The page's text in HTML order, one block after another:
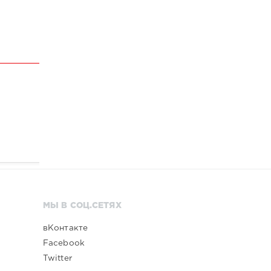
МЫ В СОЦ.СЕТЯХ
вКонтакте
Facebook
Twitter